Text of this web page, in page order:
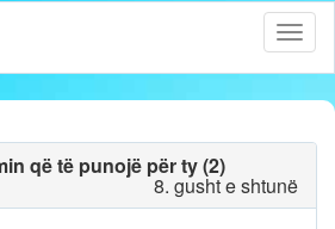
që të punojë për ty (2)
8. gusht e shtunë